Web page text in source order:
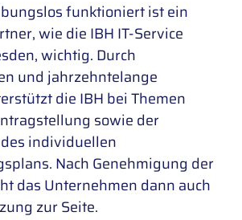
funktioniert ist ein
wie die IBH IT-Service
wichtig. Durch
und jahrzehntelange
die IBH bei Themen
sowie der
individuellen
Nach Genehmigung der
das Unternehmen dann auch
zur Seite.